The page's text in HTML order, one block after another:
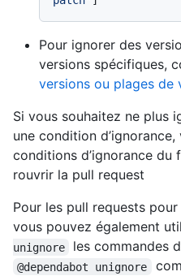
Pour ignorer des
versions spécifiques,
versions ou plages de
Si vous souhaitez ne plus
une condition
conditions d’ignorance du
rouvrir la pull request
Pour les pull requests
vous pouvez également
unignore
les commandes
@dependabot unignore